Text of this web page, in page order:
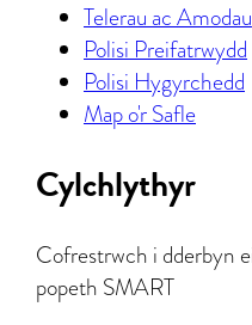
Telerau ac Amodau
Polisi Preifatrwydd
Polisi Hygyrchedd
Map o'r Safle
Cylchlythyr
Cofrestrwch i dderbyn
popeth SMART